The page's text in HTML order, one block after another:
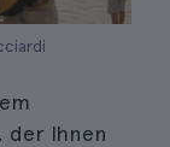
der Ihnen